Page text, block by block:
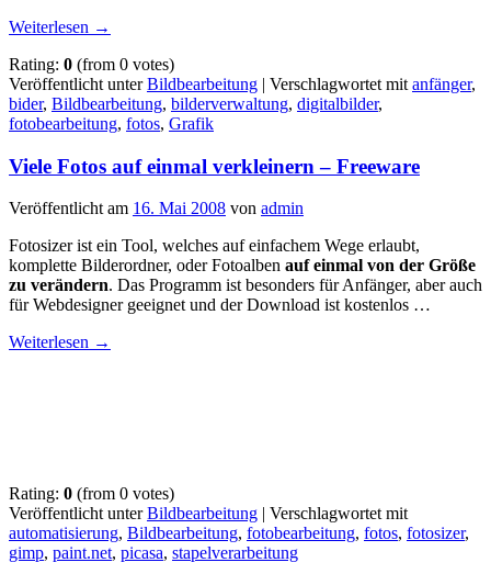
Weiterlesen →
Rating: 0 (from 0 votes)
Veröffentlicht unter Bildbearbeitung | Verschlagwortet mit anfänger,
bider, Bildbearbeitung, bilderverwaltung, digitalbilder,
fotobearbeitung, fotos, Grafik
Viele Fotos auf einmal verkleinern – Freeware
Veröffentlicht am 16. Mai 2008 von admin
Fotosizer ist ein Tool, welches auf einfachem Wege erlaubt,
komplette Bilderordner, oder Fotoalben auf einmal von der Größe
zu verändern. Das Programm ist besonders für Anfänger, aber auch
für Webdesigner geeignet und der Download ist kostenlos …
Weiterlesen →
Rating: 0 (from 0 votes)
Veröffentlicht unter Bildbearbeitung | Verschlagwortet mit
automatisierung, Bildbearbeitung, fotobearbeitung, fotos, fotosizer,
gimp, paint.net, picasa, stapelverarbeitung